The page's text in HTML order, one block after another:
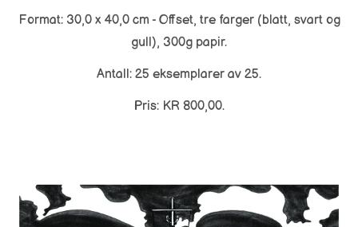
Format: 30,0 x 40,0 cm - Offset, tre farger (blatt, svart og
gull), 300g papir.
Antall: 25 eksemplarer av 25.
Pris: KR 800,00.